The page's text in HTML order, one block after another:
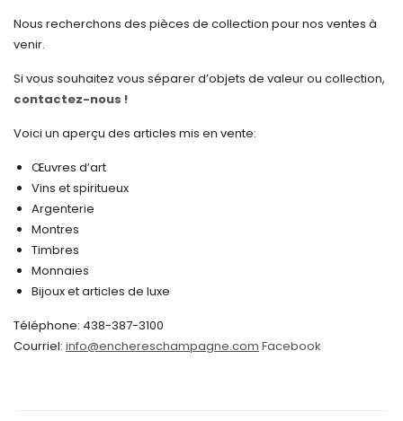
février 2025
décembre 2024
novembre 2024
octobre 2024
septembre 2024
août 2024
juin 2024
mai 2024
avril 2024
Nous recherchons des pièces de collection pour nos ventes à
venir.
Si vous souhaitez vous séparer d’objets de valeur ou collection,
contactez-nous !
Voici un aperçu des articles mis en vente:
Œuvres d’art
Vins et spiritueux
Argenterie
Montres
Timbres
Monnaies
Bijoux et articles de luxe
Téléphone: 438-387-3100
Courriel: info@enchereschampagne.com Facebook